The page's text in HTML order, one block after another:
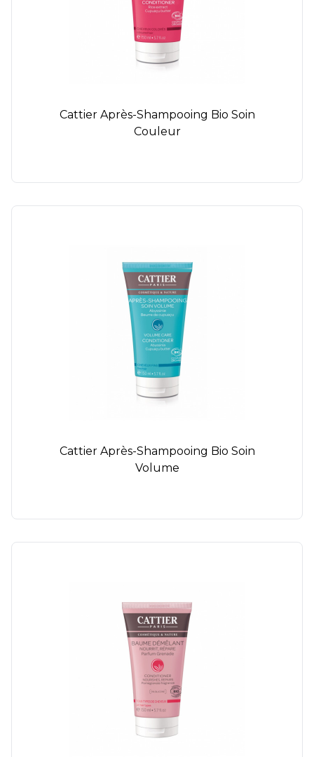
Cattier Après-Shampooing Bio Soin
Couleur
Cattier Après-Shampooing Bio Soin
Volume